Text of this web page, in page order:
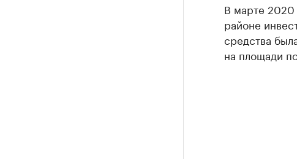
В марте 2020
районе
средства
на площади